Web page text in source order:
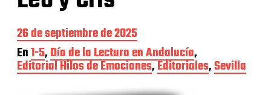
F
e
c
h
26 de septiembre de 2025
En1-5,Día de la Lectura en Andalucía,
Editorial Hilos de Emociones,Editoriales,Sevilla